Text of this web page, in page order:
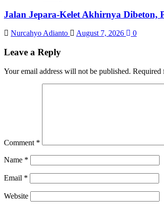
Jalan Jepara-Kelet Akhirnya
Nurcahyo Adianto August 7, 2026 0
Leave a Reply
Your email address will not be published. Required
Comment *
Name *
Email *
Website